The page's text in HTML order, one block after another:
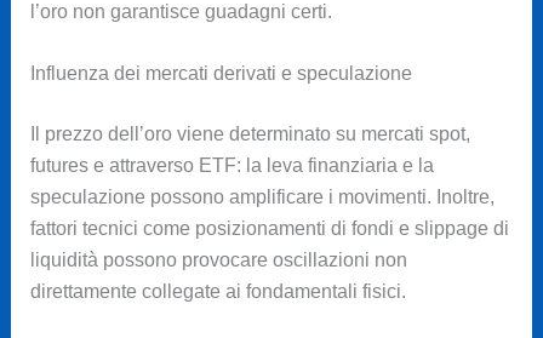
l’oro non garantisce guadagni certi.
Influenza dei mercati derivati e speculazione
Il prezzo dell’oro viene determinato su mercati spot,
futures e attraverso ETF: la leva finanziaria e la
speculazione possono amplificare i movimenti. Inoltre,
fattori tecnici come posizionamenti di fondi e slippage di
liquidità possono provocare oscillazioni non
direttamente collegate ai fondamentali fisici.